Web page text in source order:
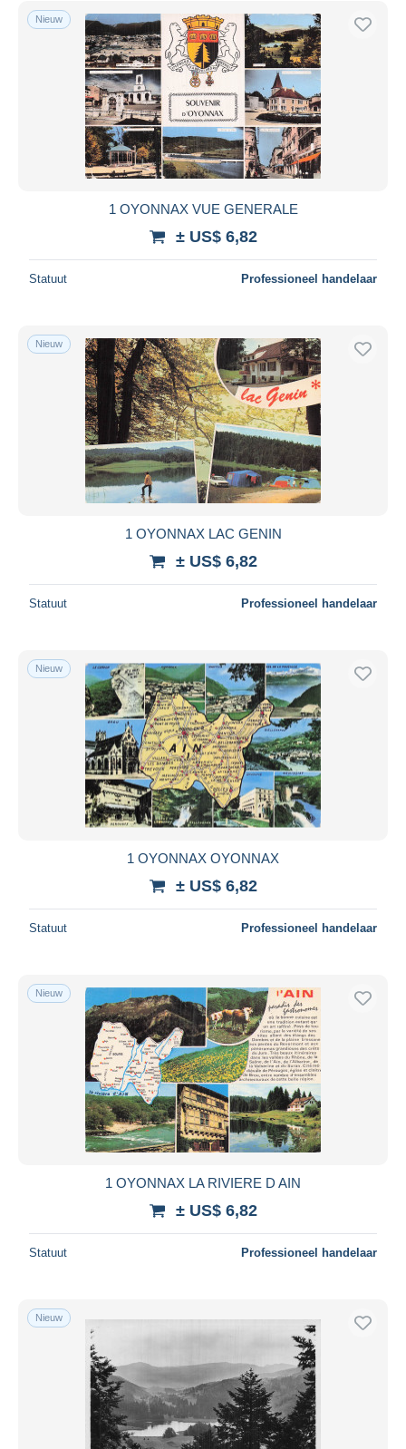
Nieuw
1 OYONNAX VUE GENERALE
± US$ 6,82
Statuut Professioneel handelaar
Nieuw
1 OYONNAX LAC GENIN
± US$ 6,82
Statuut Professioneel handelaar
Nieuw
1 OYONNAX OYONNAX
± US$ 6,82
Statuut Professioneel handelaar
Nieuw
1 OYONNAX LA RIVIERE D AIN
± US$ 6,82
Statuut Professioneel handelaar
Nieuw